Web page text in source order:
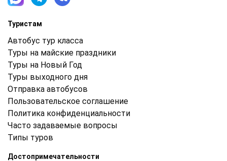
Туристам
Автобус тур класса
Туры на майские праздники
Туры на Новый Год
Туры выходного дня
Отправка автобусов
Пользовательское соглашение
Политика конфиденциальности
Часто задаваемые вопросы
Типы туров
Достопримечательности